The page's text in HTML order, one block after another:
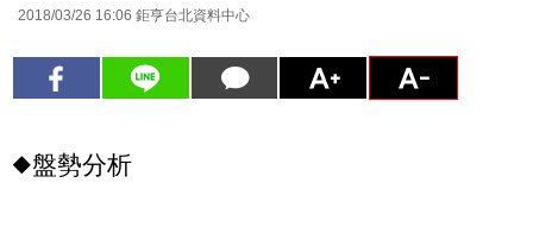
2018/03/26 16:06 鉅亨台北資料中心
◆盤勢分析